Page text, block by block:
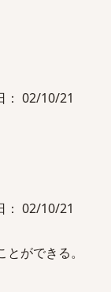
： 02/10/21
： 02/10/21
ができる。